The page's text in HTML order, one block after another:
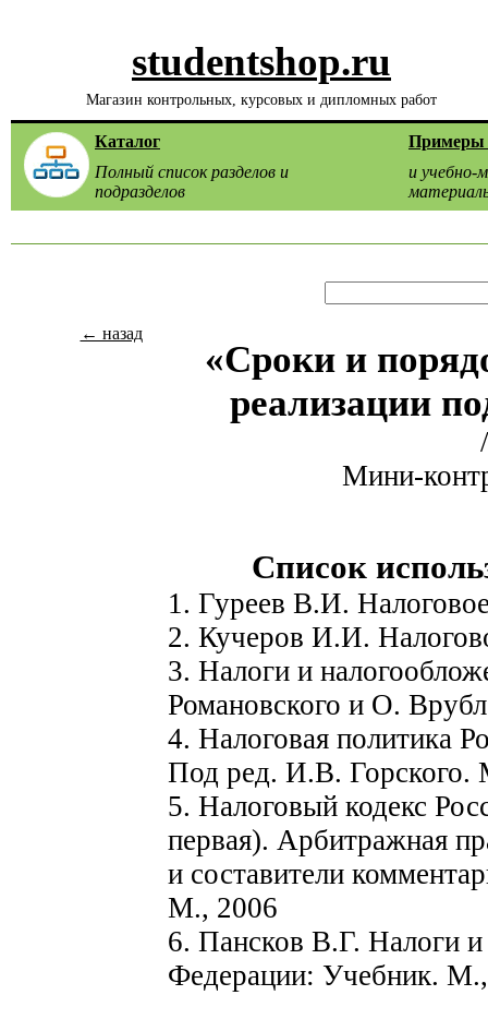
studentshop.ru
Магазин контрольных, курсовых и дипломных работ
Каталог
Полный список разделов и
подразделов
Примеры
и учебно-
← назад
«Сроки и
реализации
Мини-
Список
1. Гуреев В.И.
2. Кучеров И.И.
3. Налоги и
Романовского и О.
4. Налоговая политика
Под ред. И.В. Горского.
5. Налоговый кодекс
первая). Арбитражная
и составители
М., 2006
6. Пансков В.Г. Налоги и
Федерации: Учебник.